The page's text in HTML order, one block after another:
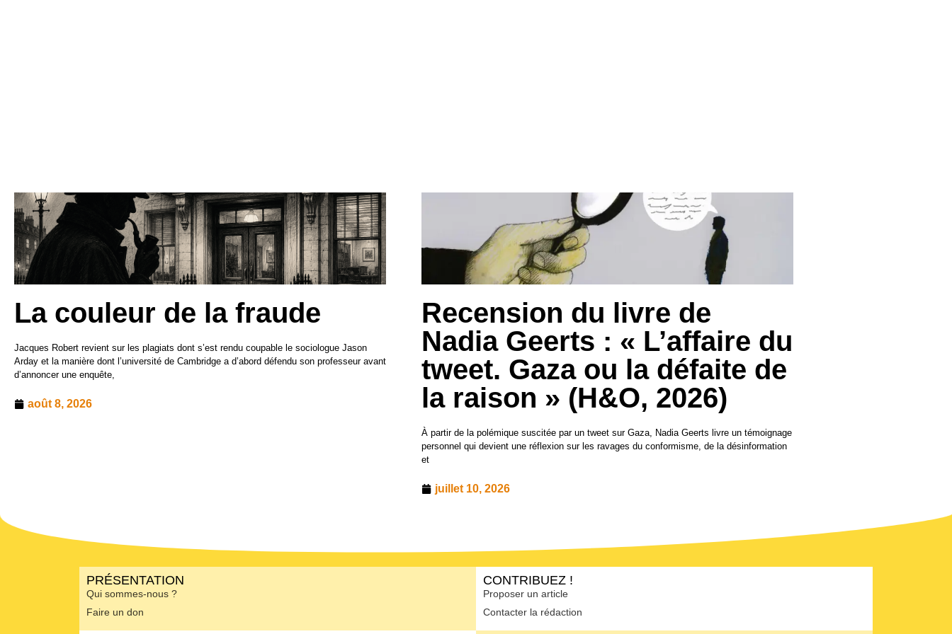
La couleur de la fraude
Jacques Robert revient sur les plagiats dont s’est rendu coupable le sociologue Jason
Arday et la manière dont l’université de Cambridge a d’abord défendu son professeur avant
d’annoncer une enquête,
août 8, 2026
Recension du livre de
Nadia Geerts : « L’affaire du
tweet. Gaza ou la défaite de
la raison » (H&O, 2026)
À partir de la polémique suscitée par un tweet sur Gaza, Nadia Geerts livre un témoignage
personnel qui devient une réflexion sur les ravages du conformisme, de la désinformation
et
juillet 10, 2026
PRÉSENTATION
Qui sommes-nous ?
Faire un don
CONTRIBUEZ !
Proposer un article
Contacter la rédaction